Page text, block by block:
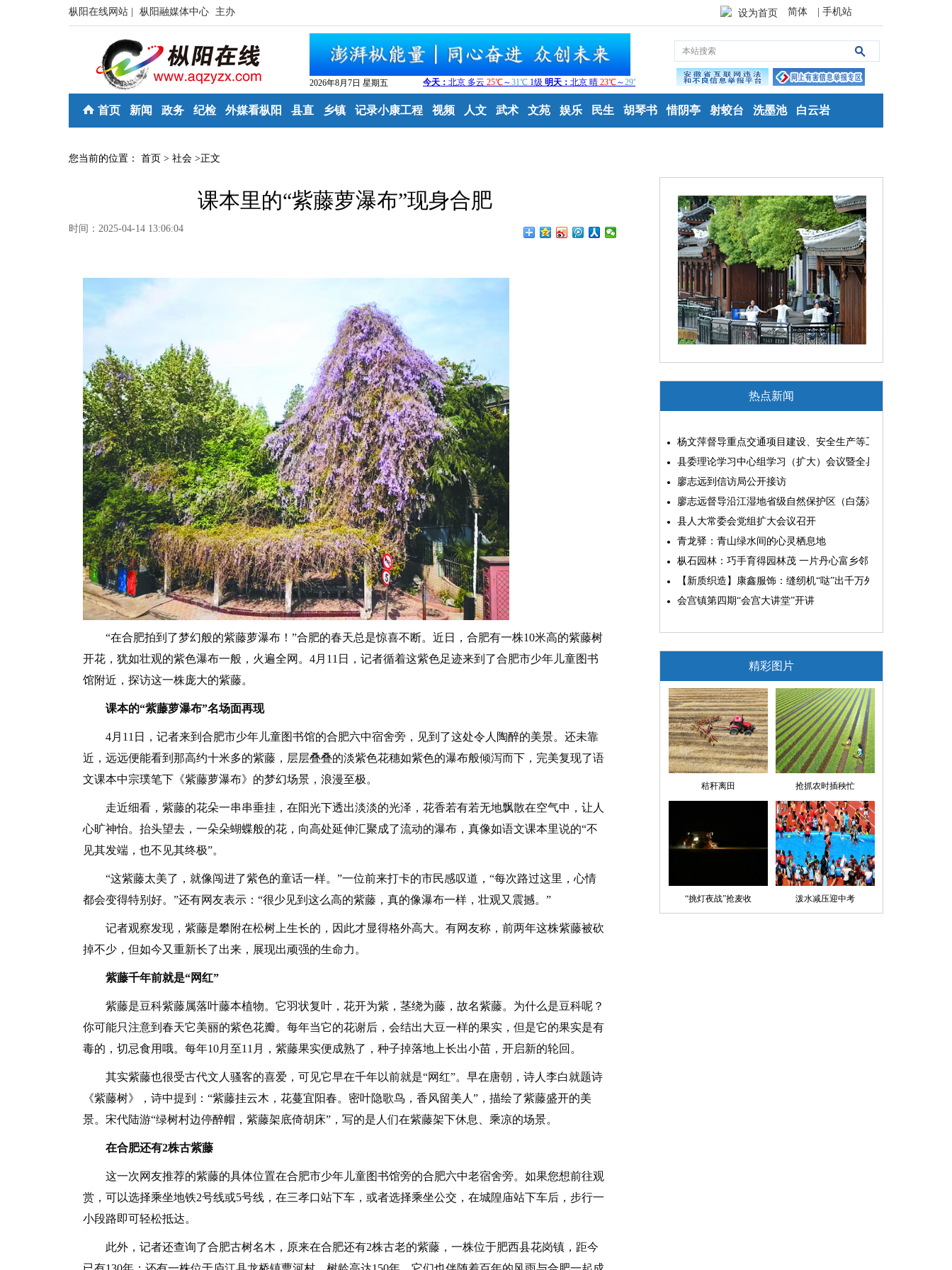
枞阳在线网站 | 枞阳融媒体中心 主办 设为首页 简体 | 手机站
2026年8月7日 星期五
首页 新闻 政务 纪检 外媒看枞阳 县直 乡镇 记录小康工程 视频 人文 武术 文苑 娱乐 民生 胡琴书 惜阴亭 射蛟台 洗墨池 白云岩
您当前的位置： 首页 > 社会 >正文
课本里的“紫藤萝瀑布”现身合肥
时间：2025-04-14 13:06:04
“在合肥拍到了梦幻般的紫藤萝瀑布！”合肥的春天总是惊喜不断。近日，合肥有一株10米高的紫藤树
开花，犹如壮观的紫色瀑布一般，火遍全网。4月11日，记者循着这紫色足迹来到了合肥市少年儿童图书
馆附近，探访这一株庞大的紫藤。
课本的“紫藤萝瀑布”名场面再现
4月11日，记者来到合肥市少年儿童图书馆的合肥六中宿舍旁，见到了这处令人陶醉的美景。还未靠
近，远远便能看到那高约十米多的紫藤，层层叠叠的淡紫色花穗如紫色的瀑布般倾泻而下，完美复现了语
文课本中宗璞笔下《紫藤萝瀑布》的梦幻场景，浪漫至极。
走近细看，紫藤的花朵一串串垂挂，在阳光下透出淡淡的光泽，花香若有若无地飘散在空气中，让人
心旷神怡。抬头望去，一朵朵蝴蝶般的花，向高处延伸汇聚成了流动的瀑布，真像如语文课本里说的“不
见其发端，也不见其终极”。
“这紫藤太美了，就像闯进了紫色的童话一样。”一位前来打卡的市民感叹道，“每次路过这里，心情
都会变得特别好。”还有网友表示：“很少见到这么高的紫藤，真的像瀑布一样，壮观又震撼。”
记者观察发现，紫藤是攀附在松树上生长的，因此才显得格外高大。有网友称，前两年这株紫藤被砍
掉不少，但如今又重新长了出来，展现出顽强的生命力。
紫藤千年前就是“网红”
紫藤是豆科紫藤属落叶藤本植物。它羽状复叶，花开为紫，茎绕为藤，故名紫藤。为什么是豆科呢？
你可能只注意到春天它美丽的紫色花瓣。每年当它的花谢后，会结出大豆一样的果实，但是它的果实是有
毒的，切忌食用哦。每年10月至11月，紫藤果实便成熟了，种子掉落地上长出小苗，开启新的轮回。
其实紫藤也很受古代文人骚客的喜爱，可见它早在千年以前就是“网红”。早在唐朝，诗人李白就题诗
《紫藤树》，诗中提到：“紫藤挂云木，花蔓宜阳春。密叶隐歌鸟，香风留美人”，描绘了紫藤盛开的美
景。宋代陆游“绿树村边停醉帽，紫藤架底倚胡床”，写的是人们在紫藤架下休息、乘凉的场景。
在合肥还有2株古紫藤
这一次网友推荐的紫藤的具体位置在合肥市少年儿童图书馆旁的合肥六中老宿舍旁。如果您想前往观
赏，可以选择乘坐地铁2号线或5号线，在三孝口站下车，或者选择乘坐公交，在城隍庙站下车后，步行一
小段路即可轻松抵达。
此外，记者还查询了合肥古树名木，原来在合肥还有2株古老的紫藤，一株位于肥西县花岗镇，距今
热点新闻
杨文萍督导重点交通项目建设、安全生产等工作
县委理论学习中心组学习（扩大）会议暨全县“两为”能力素质
廖志远到信访局公开接访
廖志远督导沿江湿地省级自然保护区（白荡湖片区）问题整改
县人大常委会党组扩大会议召开
青龙驿：青山绿水间的心灵栖息地
枞石园林：巧手育得园林茂 一片丹心富乡邻
【新质织造】康鑫服饰：缝纫机“哒”出千万外贸大生意
会宫镇第四期“会宫大讲堂”开讲
精彩图片
秸秆离田 抢抓农时插秧忙
“挑灯夜战”抢麦收 泼水减压迎中考